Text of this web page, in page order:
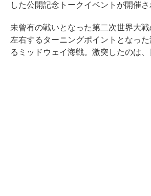
した公開記念トークイベントが開催さ
未曾有の戦いとなった第二次世界大
左右するターニングポイントとなっ
るミッドウェイ海戦。激突したのは、